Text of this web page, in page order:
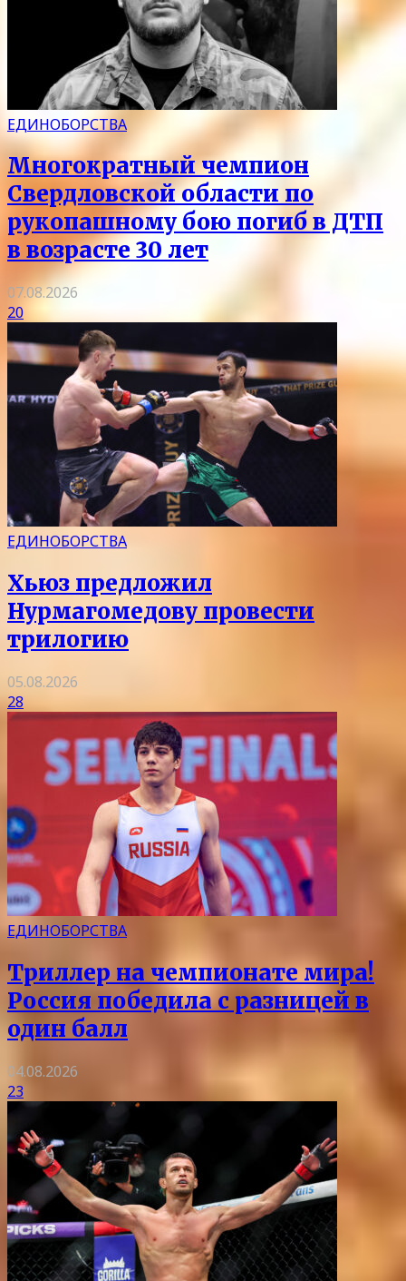
ЕДИНОБОРСТВА
Многократный чемпион
Свердловской области по
рукопашному бою погиб в ДТП
в возрасте 30 лет
07.08.2026
20
ЕДИНОБОРСТВА
Хьюз предложил
Нурмагомедову провести
трилогию
05.08.2026
28
ЕДИНОБОРСТВА
Триллер на чемпионате мира!
Россия победила с разницей в
один балл
04.08.2026
23